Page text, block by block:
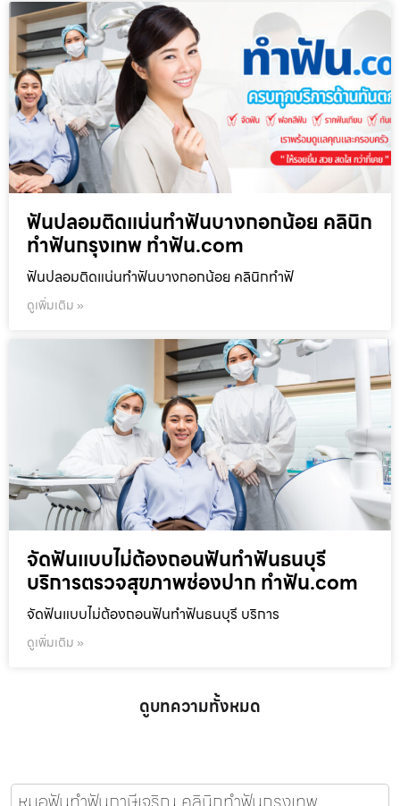
ฟันปลอมติดแน่นทำฟันบางกอกน้อย คลินิก
ทำฟันกรุงเทพ ทำฟัน.com
ฟันปลอมติดแน่นทำฟันบางกอกน้อย คลินิกทำฟั
ดูเพิ่มเติม »
จัดฟันแบบไม่ต้องถอนฟันทำฟันธนบุรี
บริการตรวจสุขภาพช่องปาก ทำฟัน.com
จัดฟันแบบไม่ต้องถอนฟันทำฟันธนบุรี บริการ
ดูเพิ่มเติม »
ดูบทความทั้งหมด